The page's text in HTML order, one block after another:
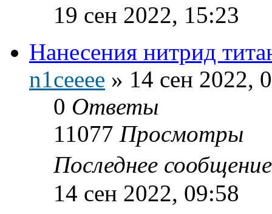
19 сен 2022, 15:23
Нанесения нитрид
n1ceeee » 14 сен 2022,
0 Ответы
11077 Просмотры
Последнее
14 сен 2022, 09:58